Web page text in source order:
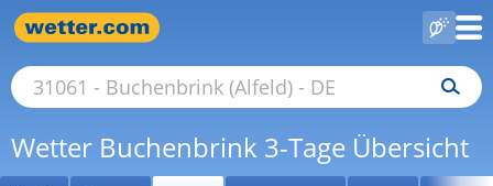
Wetter Buchenbrink 3-Tage Übersicht